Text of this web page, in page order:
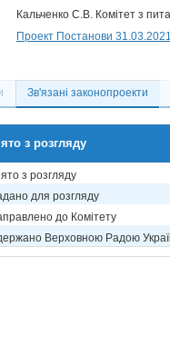
Кальченко С.В. Комітет з
Проект Постанови 31.03.2021
Зв'язані законопроекти
з розгляду
з розгляду
для розгляду
до Комітету
Верховною Радою